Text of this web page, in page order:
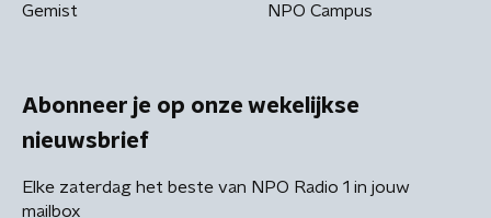
Gemist NPO Campus
Abonneer je op onze wekelijkse
nieuwsbrief
Elke zaterdag het beste van NPO Radio 1 in jouw
mailbox